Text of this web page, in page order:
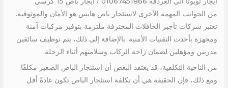
من الجوانب المهمة الأخرى لاستئجار باص هايس هو الأمان والموثوقية.
تعتبر شركات تأجير الحافلات المحترفة ملتزمة بتوفير مركبات آمنة
ومجهزة بأحدث التقنيات الأمنية. بالإضافة إلى ذلك، يتم توظيف سائقين
مدربين ومؤهلين لضمان راحة الركاب وسلامتهم أثناء الرحلة.
من الناحية التكلفية، قد يعتقد البعض أن استئجار الباص الصغير مكلفًا.
ومع ذلك، فإن الحقيقة هي أن تكلفة استئجار الباص تكون عادةً أقل